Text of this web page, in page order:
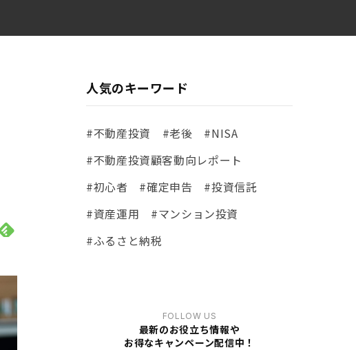
人気のキーワード
#不動産投資 #老後
#NISA
#不動産投資顧客動向レポート
#初心者
#確定申告
#投資信託
#資産運用
#マンション投資
#ふるさと納税
FOLLOW US
最新のお役立ち情報や
お得なキャンペーン配信中！